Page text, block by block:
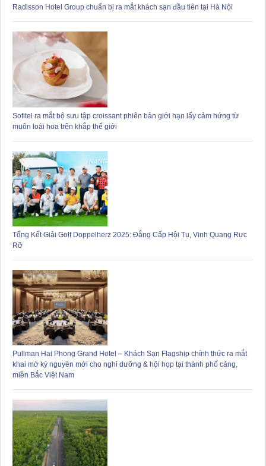
Radisson Hotel Group chuẩn bị ra mắt khách sạn đầu tiên tại Hà Nội
Sofitel ra mắt bộ sưu tập croissant phiên bản giới hạn lấy cảm hứng từ
muôn loài hoa trên khắp thế giới
Tổng Kết Giải Golf Doppelherz 2025: Đẳng Cấp Hội Tụ, Vinh Quang Rực
Rỡ
Pullman Hai Phong Grand Hotel – Khách Sạn Flagship chính thức ra mắt
khai mở kỷ nguyên mới cho nghỉ dưỡng & hội họp tại thành phố cảng,
miền Bắc Việt Nam